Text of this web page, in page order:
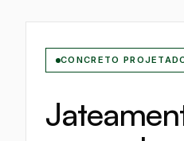
CONCRETO